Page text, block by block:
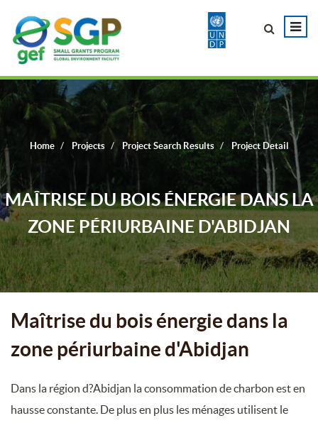
Home Projects Project Search Results Project Detail
MAÎTRISE DU BOIS ÉNERGIE DANS LA
ZONE PÉRIURBAINE D'ABIDJAN
Maîtrise du bois énergie dans la
zone périurbaine d'Abidjan
Dans la région d?Abidjan la consommation de charbon est en
hausse constante. De plus en plus les ménages utilisent le